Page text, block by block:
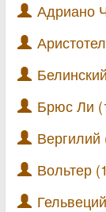
Адриано
Брюс Ли
Вергилий
Вольтер